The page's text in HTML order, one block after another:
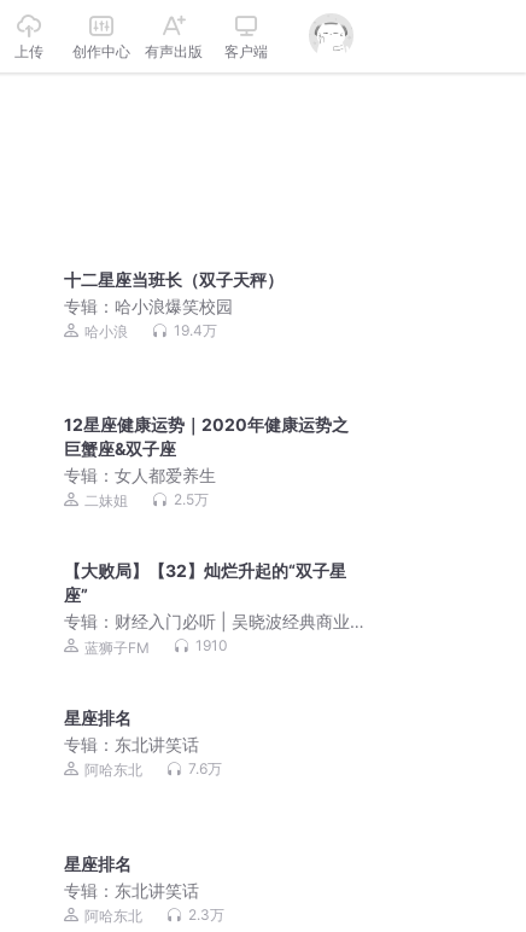
上传 创作中心 有声出版 客户端
十二星座当班长（双子天秤）
专辑： 哈小浪爆笑校园
哈小浪 19.4万
12星座健康运势｜2020年健康运势之
巨蟹座&双子座
专辑：女人都爱养生
二妹姐 2.5万
【大败局】【32】灿烂升起的“双子星
座”
专辑： 财经入门必听 | 吴晓波经典商业
史 16 册
蓝狮子FM 1910
星座排名
专辑： 东北讲笑话
阿哈东北 7.6万
星座排名
专辑： 东北讲笑话
阿哈东北 2.3万